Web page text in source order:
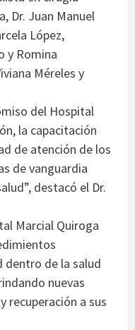
Dr. Juan Manuel
López,
y Romina
Méreles y
del Hospital
la capacitación
de atención de los
de vanguardia
destacó el Dr.
Marcial Quiroga
dentro de la salud
nuevas
a sus